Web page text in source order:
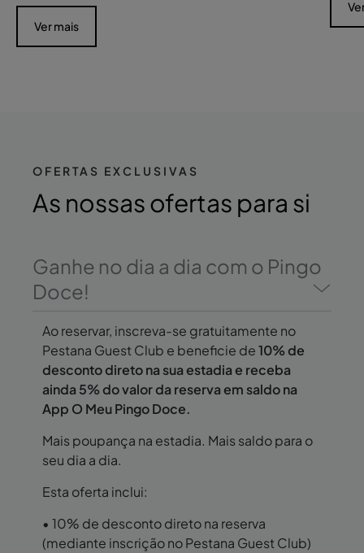
Ver mais
OFERTAS EXCLUSIVAS
As nossas ofertas para si
Ganhe no dia a dia com o Pingo
Doce!
Ao reservar, inscreva-se gratuitamente no
Pestana Guest Club e beneficie de10% de
desconto direto na sua estadia e receba
ainda 5% do valor da reserva em saldo na
App O Meu Pingo Doce.
Mais poupança na estadia. Mais saldo para o
seu dia a dia.
Esta oferta inclui:
• 10% de desconto direto na reserva
(mediante inscrição no Pestana Guest Club)